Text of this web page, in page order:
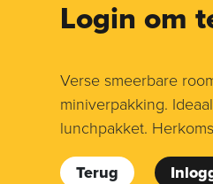
Login om
Verse smeerbare
miniverpakking.
lunchpakket.
Terug